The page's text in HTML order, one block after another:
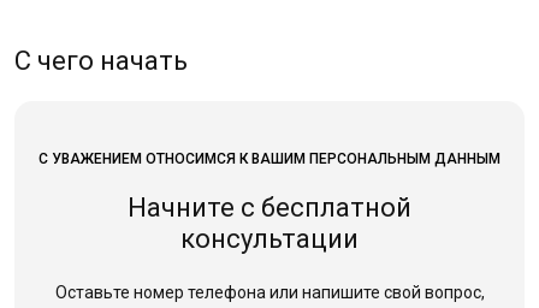
С чего начать
С УВАЖЕНИЕМ ОТНОСИМСЯ К ВАШИМ ПЕРСОНАЛЬНЫМ ДАННЫМ
Начните с бесплатной
консультации
Оставьте номер телефона или напишите свой вопрос,